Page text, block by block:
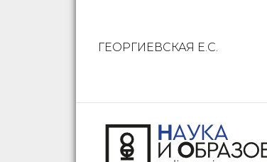
ГЕОРГИЕВСКАЯ Е.С.